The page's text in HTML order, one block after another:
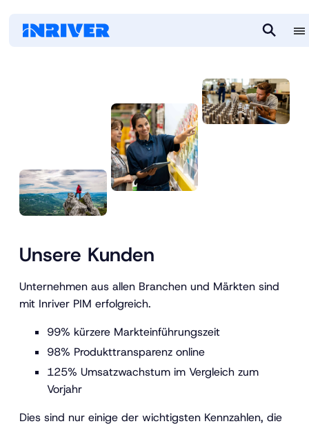
a
r
c
Unsere Kunden
Unternehmen aus allen Branchen und Märkten sind
mit Inriver PIM erfolgreich.
99% kürzere Markteinführungszeit
98% Produkttransparenz online
125% Umsatzwachstum im Vergleich zum
Vorjahr
Dies sind nur einige der wichtigsten Kennzahlen, die